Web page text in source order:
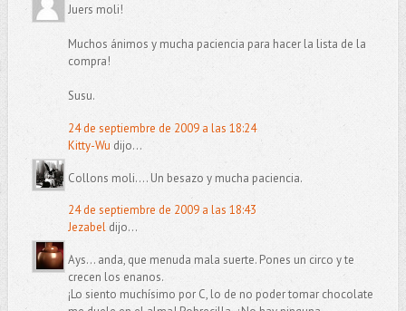
Juers moli!
Muchos ánimos y mucha paciencia para hacer la lista de la
compra!
Susu.
24 de septiembre de 2009 a las 18:24
Kitty-Wu dijo...
Collons moli.... Un besazo y mucha paciencia.
24 de septiembre de 2009 a las 18:43
Jezabeldijo...
Ays... anda, que menuda mala suerte. Pones un circo y te
crecen los enanos.
¡Lo siento muchísimo por C, lo de no poder tomar chocolate